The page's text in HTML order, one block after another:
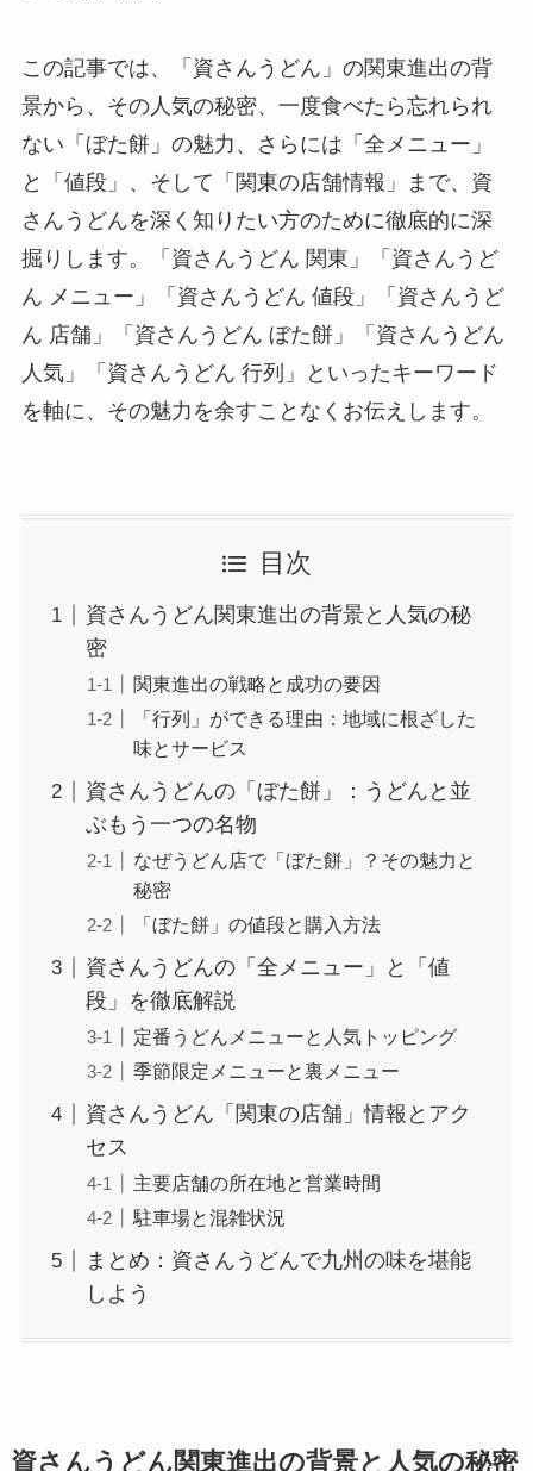
この記事では、「資さんうどん」の関東進出の背
景から、その人気の秘密、一度食べたら忘れられ
ない「ぼた餅」の魅力、さらには「全メニュー」
と「値段」、そして「関東の店舗情報」まで、資
さんうどんを深く知りたい方のために徹底的に深
掘りします。「資さんうどん 関東」「資さんうど
ん メニュー」「資さんうどん 値段」「資さんうど
ん 店舗」「資さんうどん ぼた餅」「資さんうどん
人気」「資さんうどん 行列」といったキーワード
を軸に、その魅力を余すことなくお伝えします。
目次
資さんうどん関東進出の背景と人気の秘
密
関東進出の戦略と成功の要因
「行列」ができる理由：地域に根ざした
味とサービス
資さんうどんの「ぼた餅」：うどんと並
ぶもう一つの名物
なぜうどん店で「ぼた餅」？その魅力と
秘密
「ぼた餅」の値段と購入方法
資さんうどんの「全メニュー」と「値
段」を徹底解説
定番うどんメニューと人気トッピング
季節限定メニューと裏メニュー
資さんうどん「関東の店舗」情報とアク
セス
主要店舗の所在地と営業時間
駐車場と混雑状況
まとめ：資さんうどんで九州の味を堪能
しよう
資さんうどん関東進出の背景と人気の秘密